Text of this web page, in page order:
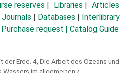
reserves Libraries
Articles
Databases
Interlibrary
Purchase request | Catalog Guide
der Erde. 4, Die Arbeit des Ozeans und
im allgemeinen /